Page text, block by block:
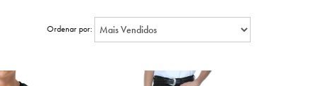
Ordenar por: